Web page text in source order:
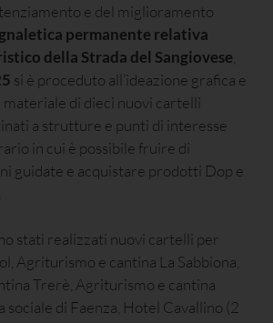
e del miglioramento
permanente relativa
della Strada del Sangiovese
si è proceduto all’ideazione grafica e
materiale di dieci nuovi cartelli
a strutture e punti di interesse
in cui è possibile fruire di
guidate e acquistare prodotti Dop e
stati realizzati nuovi cartelli per
Agriturismo e cantina La Sabbiona,
Trerè, Agriturismo e cantina
sociale di Faenza, Hotel Cavallino (2